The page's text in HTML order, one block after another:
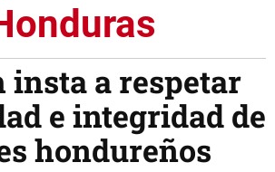
insta a respetar
e integridad de
hondureños